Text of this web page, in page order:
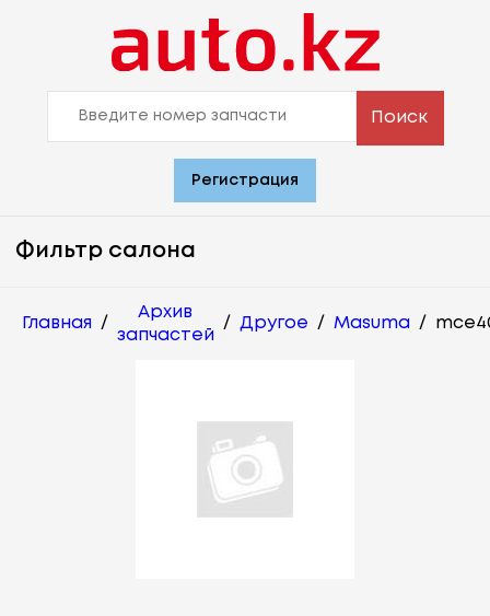
Поиск
Регистрация
Фильтр салона
Главная /
Архив
запчастей
/ Другое / Masuma /